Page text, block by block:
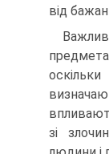
від
зі